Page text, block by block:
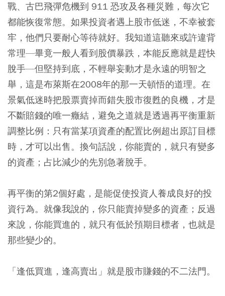
戰、古巴飛彈危機到 911 恐攻及各種災難，每次它
都能恢復常態。如果投資者遇上股市低迷，不幸被套
牢，他們只要耐心等待就好。我知道這聽來或許違背
常理—畢竟一般人看到股價暴跌，本能反應就是趕快
脫手—但堅持到底，不輕舉妄動才是永遠的明智之
舉，這是布萊斯在2008年的那一天頓悟的道理。在
景氣低迷時把股票賣掉而錯失股市復甦的良機，才是
不斷賠錢的唯一癥結，避免之道就是透過再平衡重新
調整比例：只有當某項資產的配置比例超出原訂目標
時，才可以出售。換句話說，你能賣的，就只有變多
的資產；占比減少的先別急著脫手。
再平衡的第2個好處，是能促使投資人養成良好的投
資行為。就像我說的，你只能賣掉變多的資產；反過
來說，你能買進的，就只有低於預期目標者，也就是
那些變少的。
「逢低買進，逢高賣出」就是股市賺錢的不二法門。